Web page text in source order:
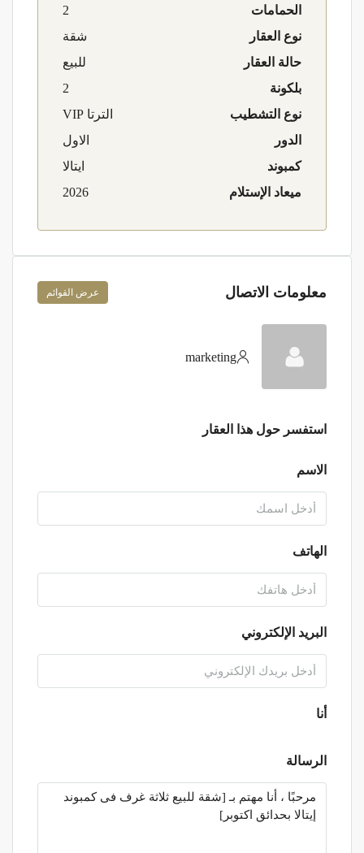
الحمامات
2
نوع العقار
شقة
حالة العقار
للبيع
بلكونة
2
نوع التشطيب
الترتا VIP
الدور
الاول
كمبوند
ايتالا
ميعاد الإستلام
2026
معلومات الاتصال عرض القوائم
marketing
استفسر حول هذا العقار
الاسم
الهاتف
البريد الإلكتروني
أنا
الرسالة